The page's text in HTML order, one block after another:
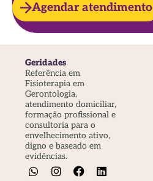
Agendar atendimento
Geridades
Referência em
Fisioterapia em
Gerontologia,
atendimento domiciliar,
formação profissional e
consultoria para o
envelhecimento ativo,
digno e baseado em
evidências.